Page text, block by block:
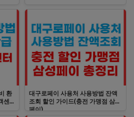
환
센
대구로페이 사용처 사용방법 잔액
조회 할인 가이드(충전 가맹점 삼성
페이)